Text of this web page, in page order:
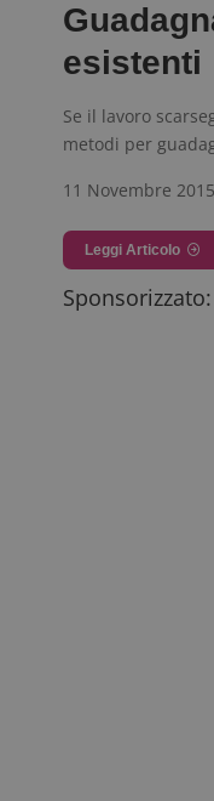
esistenti
Se il lavoro
metodi per
11 Novembre 2015
Leggi Articolo
Sponsorizzato: